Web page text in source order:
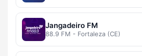
Jangadeiro FM
88.9 FM - Fortaleza (CE)